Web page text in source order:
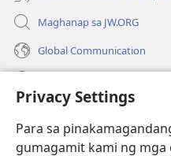
Privacy Settings
Para sa
gumagamit kami ng mga
Maghanap sa JW.ORG
Global Communication
(may